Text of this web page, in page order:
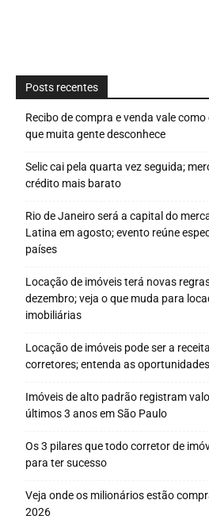
Posts recentes
Recibo de compra e venda vale
que muita gente desconhece
Selic cai pela quarta vez seguida;
crédito mais barato
Rio de Janeiro será a capital do
Latina em agosto; evento reúne
países
Locação de imóveis terá novas
dezembro; veja o que muda para
imobiliárias
Locação de imóveis pode ser a
corretores; entenda as oportunidades
Imóveis de alto padrão registram
últimos 3 anos em São Paulo
Os 3 pilares que todo corretor de
para ter sucesso
Veja onde os milionários estão
2026